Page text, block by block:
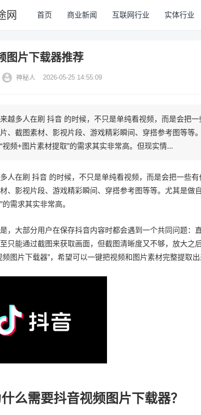
网 首页 商业新闻 互联网行业 实体行业
图片下载器推荐
神秘人 2026-05-25 14:55:09
越多人在刷 抖音 的时候，不只是单纯看视频，而是会把
、截图素材、影视片段、游戏精彩瞬间、穿搭参考图等等
视频+图片素材提取”的需求其实非常高。但现实情...
人在刷 抖音 的时候，不只是单纯看视频，而是会把一些
、影视片段、游戏精彩瞬间、穿搭参考图等等。尤其是做
的需求其实非常高。
，大部分用户在保存抖音内容时都会遇到一个共同问题：
只能通过截图来获取画面，但截图清晰度又不够，放大之
频图片下载器”，希望可以一键把视频和图片素材完整提取出
么需要抖音视频图片下载器？